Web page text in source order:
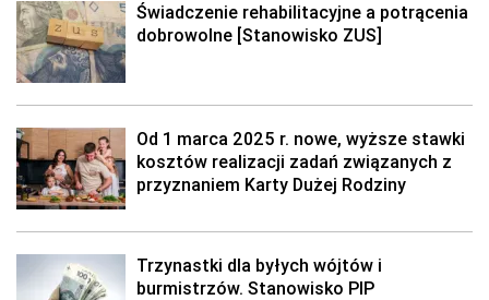
Świadczenie rehabilitacyjne a potrącenia
dobrowolne [Stanowisko ZUS]
Od 1 marca 2025 r. nowe, wyższe stawki
kosztów realizacji zadań związanych z
przyznaniem Karty Dużej Rodziny
Trzynastki dla byłych wójtów i
burmistrzów. Stanowisko PIP